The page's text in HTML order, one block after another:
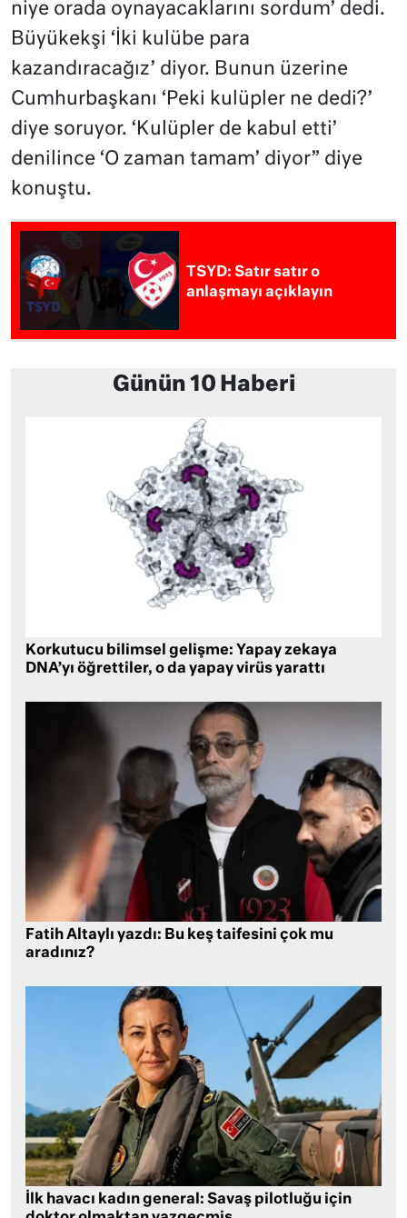
niye orada oynayacaklarını sordum’ dedi.
Büyükekşi ‘İki kulübe para
kazandıracağız’ diyor. Bunun üzerine
Cumhurbaşkanı ‘Peki kulüpler ne dedi?’
diye soruyor. ‘Kulüpler de kabul etti’
denilince ‘O zaman tamam’ diyor” diye
konuştu.
TSYD: Satır satır o
anlaşmayı açıklayın
Günün 10 Haberi
Korkutucu bilimsel gelişme: Yapay zekaya
DNA’yı öğrettiler, o da yapay virüs yarattı
Fatih Altaylı yazdı: Bu keş taifesini çok mu
aradınız?
İlk havacı kadın general: Savaş pilotluğu için